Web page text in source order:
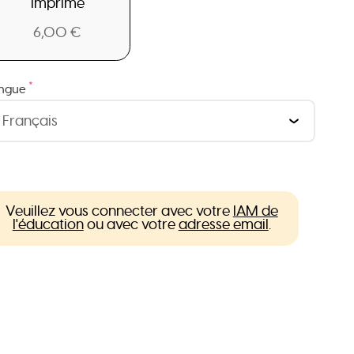
6,00 €
*
Veuillez vous connecter avec votre IAM de
l'éducationou avec votreadresse email.